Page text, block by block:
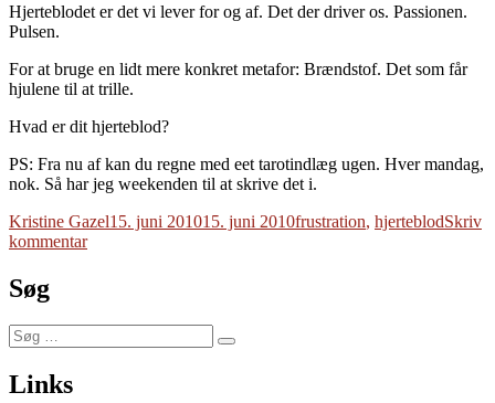
Hjerteblodet er det vi lever for og af. Det der driver os. Passionen.
Pulsen.
For at bruge en lidt mere konkret metafor: Brændstof. Det som får
hjulene til at trille.
Hvad er dit hjerteblod?
PS: Fra nu af kan du regne med eet tarotindlæg ugen. Hver mandag,
nok. Så har jeg weekenden til at skrive det i.
Forfatter
Kristine GazelUdgivet
15. juni 201015. juni 2010Tags
frustration, hjerteblodSkriv
kommentartil
Søg
Søg
efter:
Søg
Links